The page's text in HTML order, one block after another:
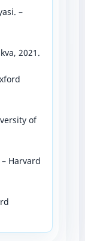
–
2021.
of
Harvard